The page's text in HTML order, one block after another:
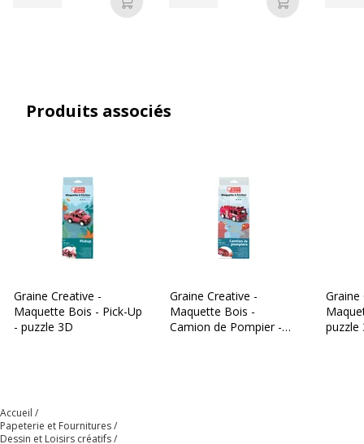
Ajouter au panier Ajouter au
Produits associés
Graine Creative -
Maquette Bois - Pick-Up
- puzzle 3D
Graine Creative -
Maquette Bois -
Camion de Pompier -
Graine
puzzle
Accueil
Papeterie et Fournitures
Dessin et Loisirs créatifs